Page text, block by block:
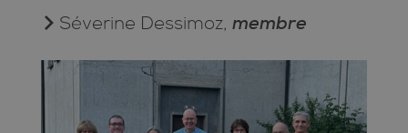
Séverine Dessimoz, membre